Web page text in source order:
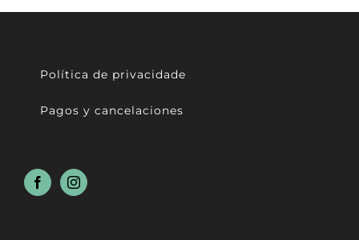
Política de privacidade
Pagos y cancelaciones